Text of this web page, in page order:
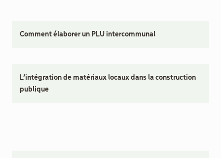
Comment élaborer un PLU intercommunal
L’intégration de matériaux locaux dans la construction
publique